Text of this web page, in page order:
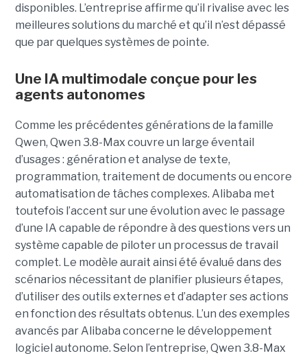
disponibles. L’entreprise affirme qu’il rivalise avec les
meilleures solutions du marché et qu’il n’est dépassé
que par quelques systèmes de pointe.
Une IA multimodale conçue pour les
agents autonomes
Comme les précédentes générations de la famille
Qwen, Qwen 3.8-Max couvre un large éventail
d’usages : génération et analyse de texte,
programmation, traitement de documents ou encore
automatisation de tâches complexes. Alibaba met
toutefois l’accent sur une évolution avec le passage
d’une IA capable de répondre à des questions vers un
système capable de piloter un processus de travail
complet. Le modèle aurait ainsi été évalué dans des
scénarios nécessitant de planifier plusieurs étapes,
d’utiliser des outils externes et d’adapter ses actions
en fonction des résultats obtenus. L’un des exemples
avancés par Alibaba concerne le développement
logiciel autonome. Selon l’entreprise, Qwen 3.8-Max